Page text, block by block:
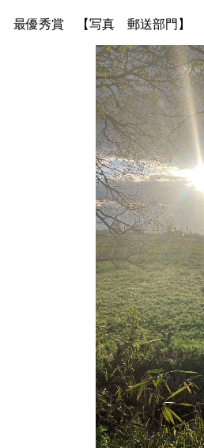
最優秀賞 【写真 郵送